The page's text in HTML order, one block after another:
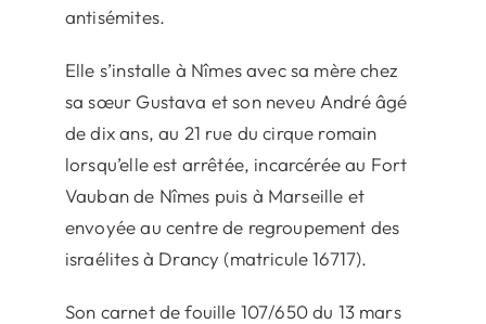
antisémites.
Elle s’installe à Nîmes avec sa mère chez
sa sœur Gustava et son neveu André âgé
de dix ans, au 21 rue du cirque romain
lorsqu’elle est arrêtée, incarcérée au Fort
Vauban de Nîmes puis à Marseille et
envoyée au centre de regroupement des
israélites à Drancy (matricule 16717).
Son carnet de fouille 107/650 du 13 mars